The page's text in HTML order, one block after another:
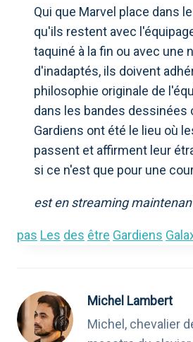
Qui que Marvel place dans
qu'ils restent avec
taquiné à la fin ou avec une
d'inadaptés, ils doivent
philosophie originale de
dans les bandes dessinées
Gardiens ont été le lieu où
passent et affirment leur
si ce n'est que pour une
est en streaming
pas Les des être Gardiens
Michel Lambert
Michel, chevalier